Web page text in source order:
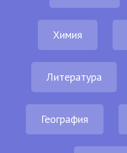
Химия
Литература
География